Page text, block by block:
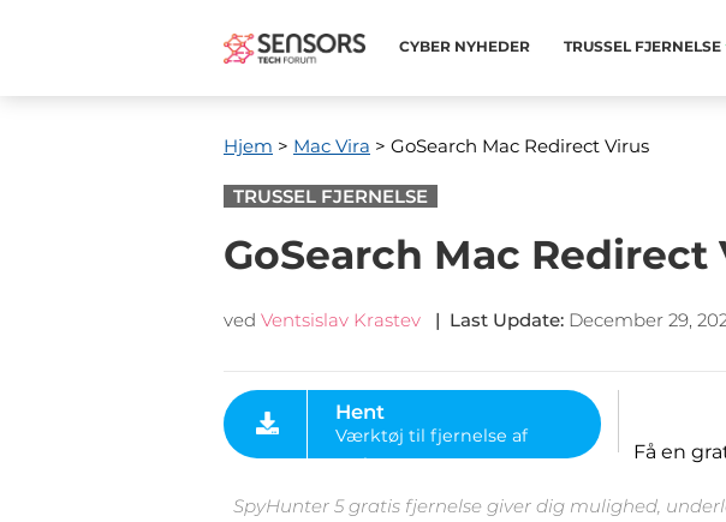
CYBER ​​NYHEDER TRUSSEL FJERNELSE
Hjem > Mac Vira > GoSearch Mac Redirect Virus
TRUSSEL FJERNELSE
GoSearch Mac Redirect
ved Ventsislav Krastev | Last Update: December 29,
Værktøj til fjernelse af
malware
Få en
SpyHunter 5 gratis fjernelse giver dig mulighed,